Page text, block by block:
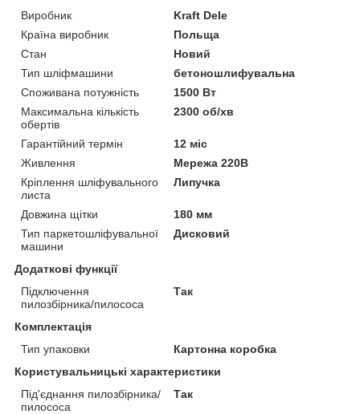
Виробник
Kraft Dele
Країна виробник
Польща
Стан
Новий
Тип шліфмашини
бетоношлифувальна
Споживана потужність
1500 Вт
Максимальна кількість
обертів
2300 об/хв
Гарантійний термін
12 міс
Живлення
Мережа 220В
Кріплення шліфувального
листа
Липучка
Довжина щітки
180 мм
Тип паркетошліфувальної
машини
Дисковий
Додаткові функції
Підключення
пилозбірника/пилососа
Так
Комплектація
Тип упаковки
Картонна коробка
Користувальницькі характеристики
Під'єднання пилозбірника/
пилососа
Так